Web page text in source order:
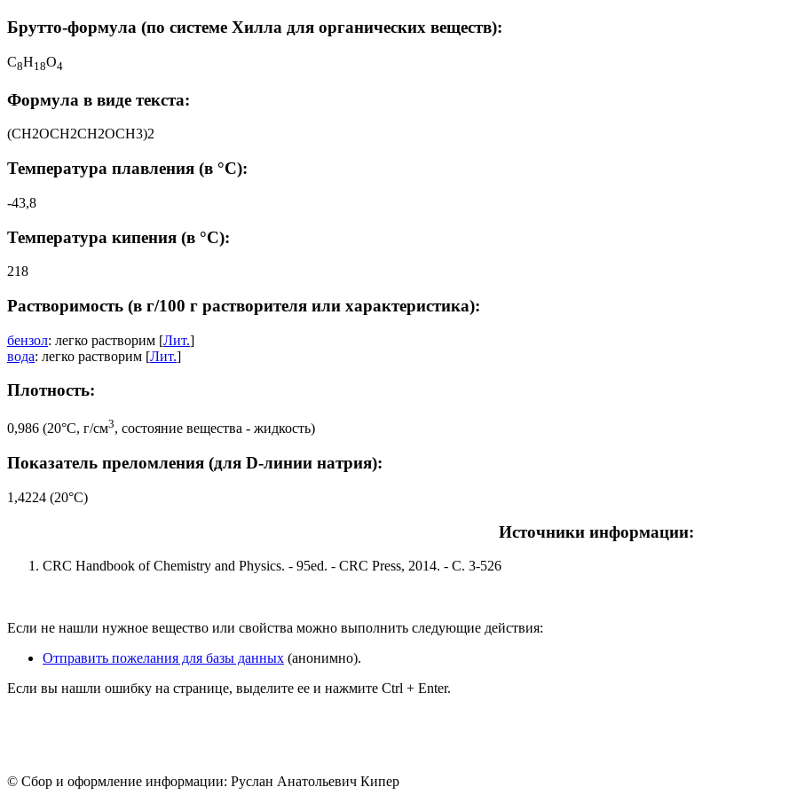
Брутто-формула (по системе Хилла для органических веществ):
C8H1 8O4
Формула в виде текста:
(CH2OCH2CH2OCH3)2
Температура плавления (в °C):
-43,8
Температура кипения (в °C):
218
Растворимость (в г/100 г растворителя или характеристика):
бензол: легко растворим [Лит.]
вода: легко растворим [Лит.]
Плотность:
0,986 (20°C, г/см3, состояние вещества - жидкость)
Показатель преломления (для D-линии натрия):
1,4224 (20°C)
Источники информации:
CRC Handbook of Chemistry and Physics. - 95ed. - CRC Press, 2014. - С. 3-526
Если не нашли нужное вещество или свойства можно выполнить следующие действия:
Отправить пожелания для базы данных (анонимно).
Если вы нашли ошибку на странице, выделите ее и нажмите Ctrl + Enter.
© Сбор и оформление информации: Руслан Анатольевич Кипер